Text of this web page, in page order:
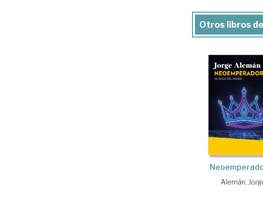
Otros libros
Alemán,